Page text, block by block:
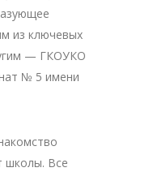
из ключевых
— ГКОУКО
№ 5 имени
школы. Все